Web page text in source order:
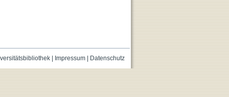
| Impressum| Datenschutz